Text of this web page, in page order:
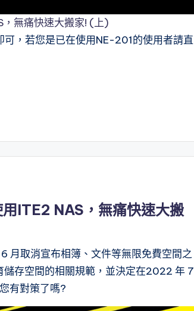
無痛快速大搬家! (上)
，若您是已在使用NE-201的使用者請直
ITE2 NAS，無痛快速大搬
月取消宣布相簿、文件等無限免費空間之
存空間的相關規範，並決定在2022 年 7
有對策了嗎?